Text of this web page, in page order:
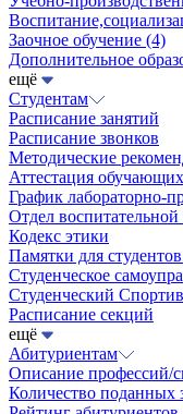
Заочное обучение (4)
Дополнительное
ещё
Студентам
Расписание занятий
Расписание звонков
Методические
Аттестация
График лабораторно-
Отдел
Кодекс этики
Памятки для
Студенческое
Студенческий
Расписание секций
ещё
Абитуриентам
Описание профессий/
Количество поданных